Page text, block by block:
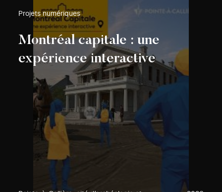
Projets numériques
Montréal capitale : une
expérience interactive